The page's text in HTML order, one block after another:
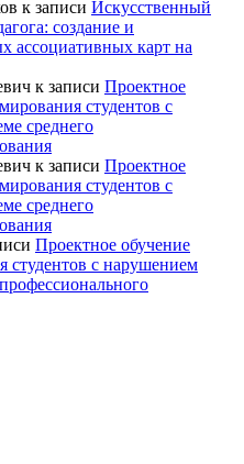
к записи Искусственный
создание и
ассоциативных карт на
к записи Проектное
студентов с
среднего
к записи Проектное
студентов с
среднего
Проектное обучение
студентов с нарушением